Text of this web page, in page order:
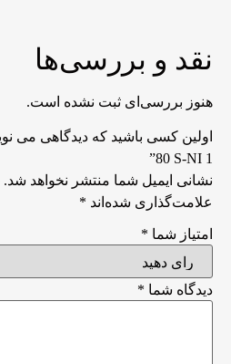
نقد و بررسی‌ها
هنوز بررسی‌ای ثبت نشده است.
80 S-NI 1”
نشانی ایمیل شما منتشر نخواهد شد.
علامت‌گذاری شده‌اند *
امتیاز شما *
دیدگاه شما *